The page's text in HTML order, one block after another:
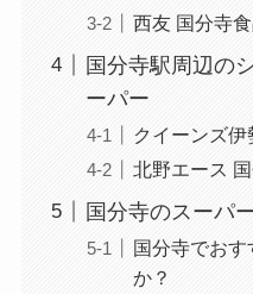
西友 国分寺
国分寺駅周辺の
ーパー
クイーンズ
北野エース
国分寺のスーパ
国分寺でお
か？